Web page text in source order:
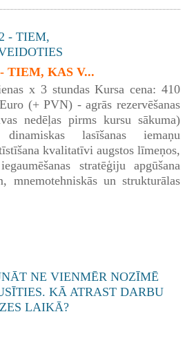
TIEM, KAS V...
x 3 stundas Kursa cena: 410
(+ PVN) - agrās rezervēšanas
nedēļas pirms kursu sākuma)
lasīšanas iemaņu
kvalitatīvi augstos līmeņos,
stratēģiju apgūšana
mnemotehniskās un strukturālas